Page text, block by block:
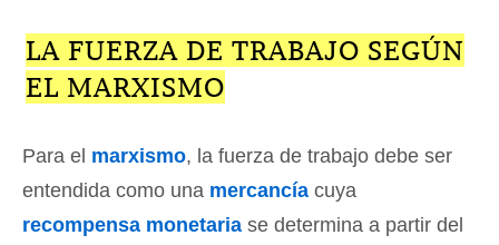
LA FUERZA DE TRABAJO SEGÚN
EL MARXISMO
Para el marxismo, la fuerza de trabajo debe ser
entendida como una mercancía cuya
recompensa monetaria se determina a partir del